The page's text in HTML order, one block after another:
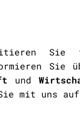
Sie
Sie
und
mit uns auf